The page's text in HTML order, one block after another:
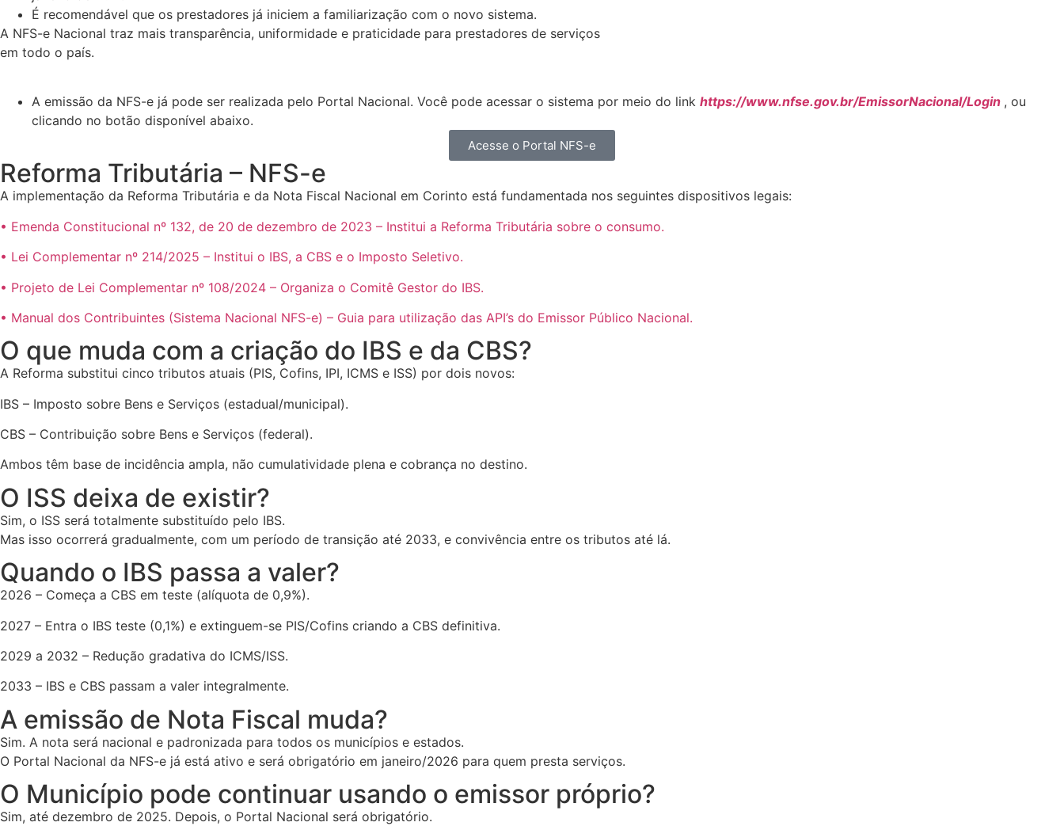
É recomendável que os prestadores já iniciem a familiarização com o novo sistema.
A NFS-e Nacional traz mais transparência, uniformidade e praticidade para prestadores de serviços
em todo o país.
A emissão da NFS-e já pode ser realizada pelo Portal Nacional. Você pode acessar o sistema por meio do link https://www.nfse.gov.br/EmissorNacional/Login , ou
clicando no botão disponível abaixo.
Acesse o Portal NFS-e
Reforma Tributária – NFS-e
A implementação da Reforma Tributária e da Nota Fiscal Nacional em Corinto está fundamentada nos seguintes dispositivos legais:
• Emenda Constitucional nº 132, de 20 de dezembro de 2023 – Institui a Reforma Tributária sobre o consumo.
• Lei Complementar nº 214/2025 – Institui o IBS, a CBS e o Imposto Seletivo.
• Projeto de Lei Complementar nº 108/2024 – Organiza o Comitê Gestor do IBS.
• Manual dos Contribuintes (Sistema Nacional NFS-e) – Guia para utilização das API’s do Emissor Público Nacional.
O que muda com a criação do IBS e da CBS?
A Reforma substitui cinco tributos atuais (PIS, Cofins, IPI, ICMS e ISS) por dois novos:
IBS – Imposto sobre Bens e Serviços (estadual/municipal).
CBS – Contribuição sobre Bens e Serviços (federal).
Ambos têm base de incidência ampla, não cumulatividade plena e cobrança no destino.
O ISS deixa de existir?
Sim, o ISS será totalmente substituído pelo IBS.
Mas isso ocorrerá gradualmente, com um período de transição até 2033, e convivência entre os tributos até lá.
Quando o IBS passa a valer?
2026 – Começa a CBS em teste (alíquota de 0,9%).
2027 – Entra o IBS teste (0,1%) e extinguem-se PIS/Cofins criando a CBS definitiva.
2029 a 2032 – Redução gradativa do ICMS/ISS.
2033 – IBS e CBS passam a valer integralmente.
A emissão de Nota Fiscal muda?
Sim. A nota será nacional e padronizada para todos os municípios e estados.
O Portal Nacional da NFS-e já está ativo e será obrigatório em janeiro/2026 para quem presta serviços.
O Município pode continuar usando o emissor próprio?
Sim, até dezembro de 2025. Depois, o Portal Nacional será obrigatório.